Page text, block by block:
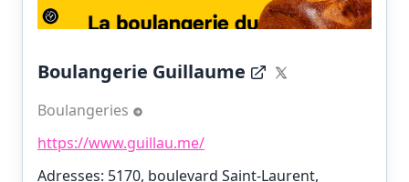
Boulangerie Guillaume
Boulangeries
https://www.guillau.me/
Adresses: 5170, boulevard Saint-Laurent,